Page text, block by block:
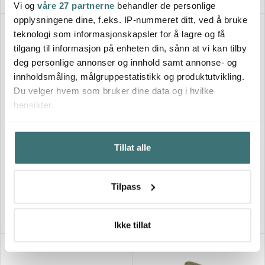
Vi og våre 27 partnerne behandler de personlige
opplysningene dine, f.eks. IP-nummeret ditt, ved å bruke
teknologi som informasjonskapsler for å lagre og få
tilgang til informasjon på enheten din, sånn at vi kan tilby
deg personlige annonser og innhold samt annonse- og
innholdsmåling, målgruppestatistikk og produktutvikling.
Du velger hvem som bruker dine data og i hvilke
hensikter.
Hvis du gir oss lov, vil vi også gjerne:
Innhente informasjon om den geografiske
beliggenheten din, som kan være nøyaktig innenfor
Identifisere enheten din ved å aktivt skanne den for
kan du lese om hvordan dine personlige
brukes. Du kan hele tiden endre eller trekke tilbake ditt
Tillat alle
Tilpass
Ikke tillat
taupe
Ekelund
På lager